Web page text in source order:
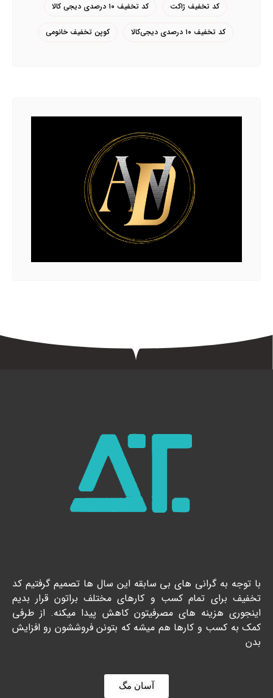
کد تخفیف ژاکت کد تخفیف ۱۰ درصدی دیجی کالا
کد تخفیف ۱۰ درصدی دیجی‌کالا کوپن تخفیف خانومی
با توجه به گرانی های بی سابقه این سال ها تصمیم گرفتیم کد
تخفیف برای تمام کسب و کارهای مختلف براتون قرار بدیم
اینجوری هزینه های مصرفیتون کاهش پیدا میکنه. از طرفی
کمک به کسب و کارها هم میشه که بتونن فروششون رو افزایش
بدن
آسان مگ